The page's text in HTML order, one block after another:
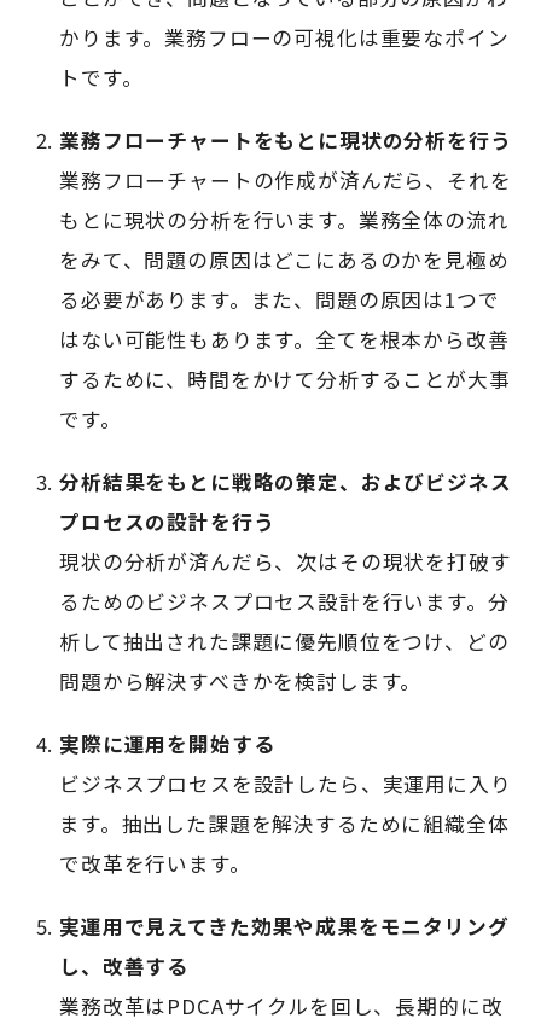
かります。業務フローの可視化は重要なポイン
トです。
業務フローチャートをもとに現状の分析を行う
業務フローチャートの作成が済んだら、それを
もとに現状の分析を行います。業務全体の流れ
をみて、問題の原因はどこにあるのかを見極め
る必要があります。また、問題の原因は1つで
はない可能性もあります。全てを根本から改善
するために、時間をかけて分析することが大事
です。
分析結果をもとに戦略の策定、およびビジネス
プロセスの設計を行う
現状の分析が済んだら、次はその現状を打破す
るためのビジネスプロセス設計を行います。分
析して抽出された課題に優先順位をつけ、どの
問題から解決すべきかを検討します。
実際に運用を開始する
ビジネスプロセスを設計したら、実運用に入り
ます。抽出した課題を解決するために組織全体
で改革を行います。
実運用で見えてきた効果や成果をモニタリング
し、改善する
業務改革はPDCAサイクルを回し、長期的に改